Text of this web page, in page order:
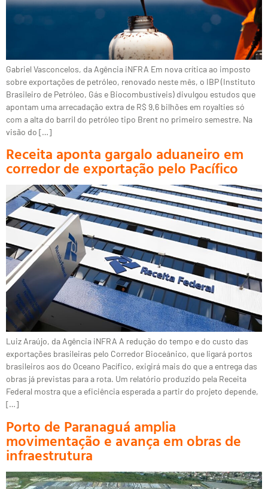
Gabriel Vasconcelos, da Agência iNFRA Em nova crítica ao imposto
sobre exportações de petróleo, renovado neste mês, o IBP (Instituto
Brasileiro de Petróleo, Gás e Biocombustíveis) divulgou estudos que
apontam uma arrecadação extra de R$ 9,6 bilhões em royalties só
com a alta do barril do petróleo tipo Brent no primeiro semestre. Na
visão do […]
Receita aponta gargalo aduaneiro em
corredor de exportação pelo Pacífico
Luiz Araújo, da Agência iNFRA A redução do tempo e do custo das
exportações brasileiras pelo Corredor Bioceânico, que ligará portos
brasileiros aos do Oceano Pacífico, exigirá mais do que a entrega das
obras já previstas para a rota. Um relatório produzido pela Receita
Federal mostra que a eficiência esperada a partir do projeto depende,
[…]
Porto de Paranaguá amplia
movimentação e avança em obras de
infraestrutura